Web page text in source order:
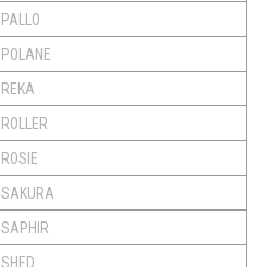
PALLO
POLANE
REKA
ROLLER
ROSIE
SAKURA
SAPHIR
SHED